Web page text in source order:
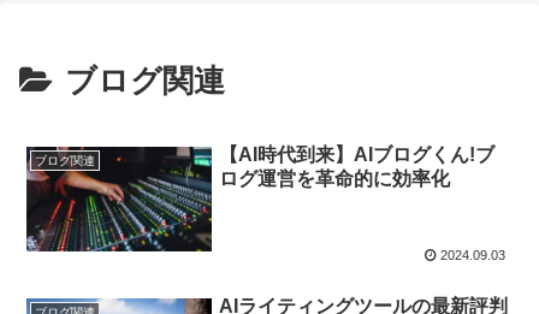
ブログ関連
ブログ関連
【AI時代到来】AIブログくん!ブ
ログ運営を革命的に効率化
2024.09.03
AIライティングツールの最新評判